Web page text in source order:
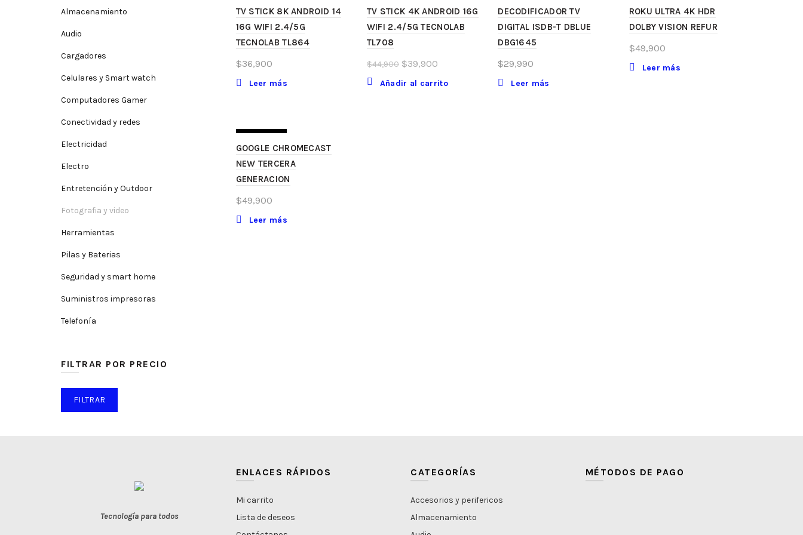
TV STICK 8K ANDROID 14
16G WIFI 2.4/5G
TECNOLAB TL864
$36,900
Leer más
TV STICK 4K ANDROID 16G
WIFI 2.4/5G TECNOLAB
TL708
$44,900 El
precio
$39,900El
precio
Añadir al carrito
DECODIFICADOR TV
DIGITAL ISDB-T DBLUE
DBG1645
$29,990
Leer más
ROKU ULTRA 4K HDR
DOLBY VISION REFUR
$49,900
Leer más
GOOGLE CHROMECAST
NEW TERCERA
GENERACION
$49,900
Leer más
Almacenamiento
Audio
Cargadores
Celulares y Smart watch
Computadores Gamer
Conectividad y redes
Electricidad
Electro
Entretención y Outdoor
Fotografia y video
Herramientas
Pilas y Baterias
Seguridad y smart home
Suministros impresoras
Telefonía
FILTRAR POR PRECIO
Precio
PrecioFILTRAR
Tecnología para todos
ENLACES RÁPIDOS
Mi carrito
Lista de deseos
CATEGORÍAS
Accesorios y perifericos
Almacenamiento
MÉTODOS DE PAGO